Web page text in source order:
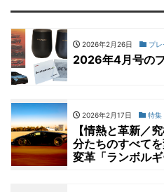
2026年2月26日 プ
2026年4月号の
2026年2月17日 特集
【情熱と革新／
分たちのすべて
変革「ランボル